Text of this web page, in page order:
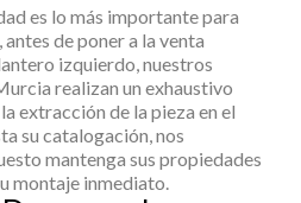
es lo más importante para
de poner a la venta
izquierdo, nuestros
realizan un exhaustivo
extracción de la pieza en el
su catalogación, nos
mantenga sus propiedades
montaje inmediato.